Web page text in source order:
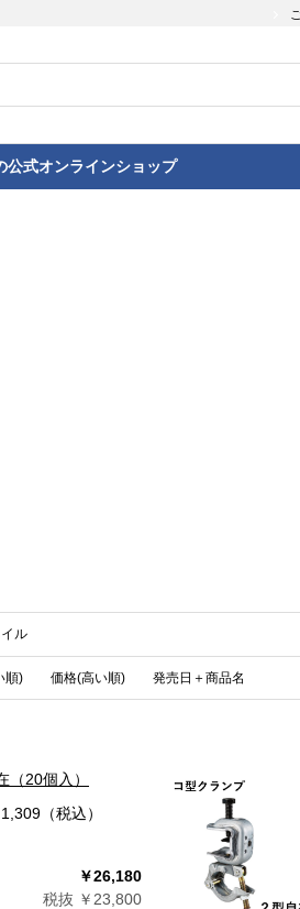
公式オンラインショップ
ル
順) 価格(高い順) 発売日＋商品名
20個入）
（税込）
￥26,180
税抜 ￥23,800